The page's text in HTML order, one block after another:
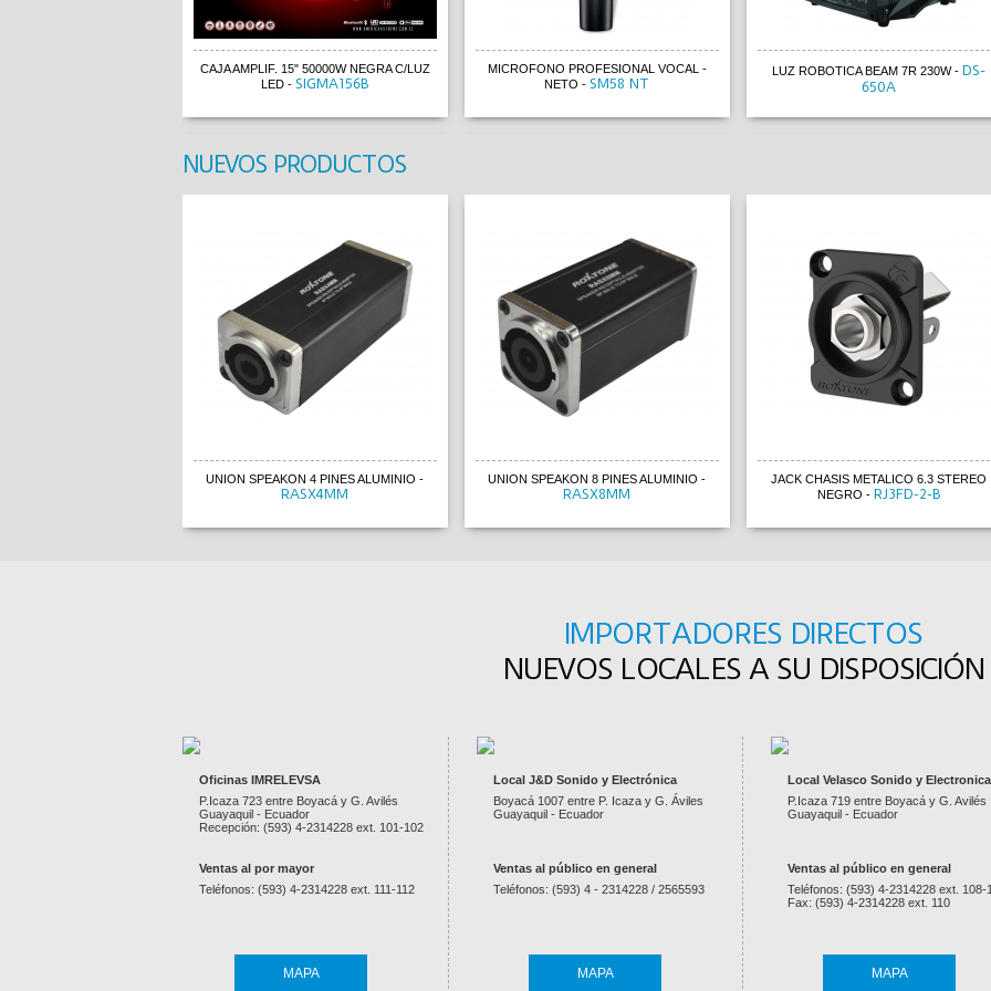
CAJA AMPLIF. 15" 50000W NEGRA C/LUZ
LED- SIGMA156B
MICROFONO PROFESIONAL VOCAL -
NETO - SM58 NT
LUZ ROBOTICA BEAM 7R 230W- DS-
650A
CAJA AMPLIF. 15" 50000W NEGRA C/LUZ
MICROFONO PROFESIONAL VOCAL -
LED-SIGMA156B
NETO-SM58 NT
650A
NUEVOS PRODUCTOS
UNION SPEAKON 4 PINES ALUMINIO -
RASX4MM
UNION SPEAKON 8 PINES ALUMINIO -
RASX8MM
JACK CHASIS METALICO 6.3 STEREO
NEGRO - RJ3FD-2-B
IMPORTADORES DIRECTOS
NUEVOS LOCALES A SU DISPOSICIÓN
Oficinas IMRELEVSA
P.Icaza 723 entre Boyacá y G. Avilés
Guayaquil - Ecuador
Recepción: (593) 4-2314228 ext. 101-102
Ventas al por mayor
Teléfonos: (593) 4-2314228 ext. 111-112
MAPA
Local J&D Sonido y Electrónica
Boyacá 1007 entre P. Icaza y G. Áviles
Guayaquil - Ecuador
Ventas al público en general
Teléfonos: (593) 4 - 2314228 / 2565593
MAPA
Local Velasco Sonido y Electronica
P.Icaza 719 entre Boyacá y G. Avilés
Guayaquil - Ecuador
Ventas al público en general
Teléfonos: (593) 4-2314228 ext. 108-
Fax: (593) 4-2314228 ext. 110
MAPA